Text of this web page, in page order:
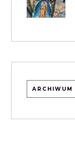
ARCHIWUM